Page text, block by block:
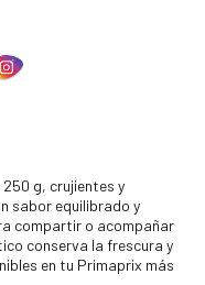
g, crujientes y
sabor equilibrado y
compartir o acompañar
conserva la frescura y
en tu Primaprix más